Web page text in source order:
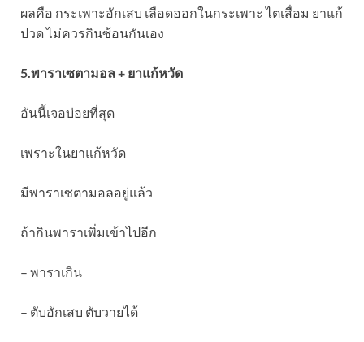
ผลคือ กระเพาะอักเสบ เลือดออกในกระเพาะ ไตเสื่อม ยาแก้
ปวด ไม่ควรกินซ้อนกันเอง
5.พาราเซตามอล + ยาแก้หวัด
อันนี้เจอบ่อยที่สุด
เพราะในยาแก้หวัด
มีพาราเซตามอลอยู่แล้ว
ถ้ากินพาราเพิ่มเข้าไปอีก
– พาราเกิน
– ตับอักเสบ ตับวายได้